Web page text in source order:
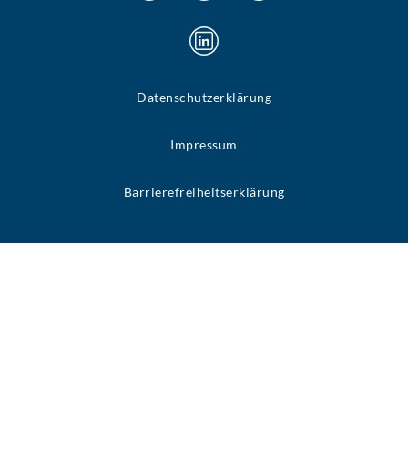
Datenschutzerklärung
Impressum
Barrierefreiheitserklärung